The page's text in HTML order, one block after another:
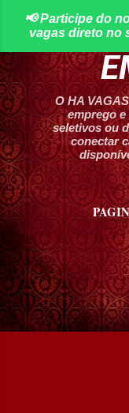
Pular
HA
O HA
emprego
seletivos ou
conectar
📢 Participe do
vagas direto no